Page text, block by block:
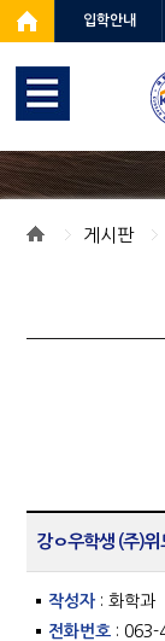
입학안내
게시판
강ㅇ우학생 (주)
작성자 : 화학과
전화번호 : 063-